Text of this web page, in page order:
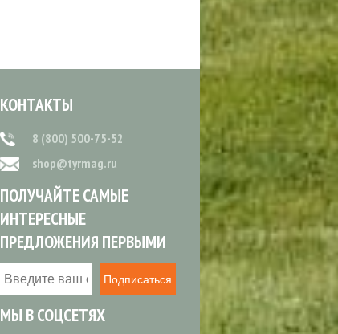
КОНТАКТЫ
8 (800) 500-75-52
shop@tyrmag.ru
ПОЛУЧАЙТЕ САМЫЕ
ИНТЕРЕСНЫЕ
ПРЕДЛОЖЕНИЯ ПЕРВЫМИ
Подписаться
МЫ В СОЦСЕТЯХ